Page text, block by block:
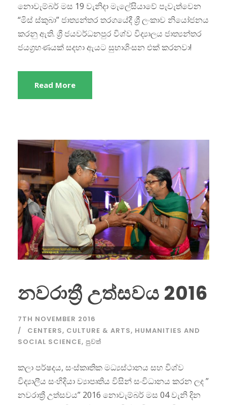
නොවැම්බර් මස 19 වැනිදා මැලේසියාවේ පැවැත්වෙන
“මිස් ස්කුබා” ජාත්‍යන්තර තරගයේදී ශ්‍රී ලංකාව නියෝජනය
කරනු ඇති. ශ්‍රී ජයවර්ධනපුර විශ්ව විද්‍යාලය ජාත්‍යන්තර
ජයග්‍රහණයක් සදහා ඇයට සුභාශිංසන එක් කරනවා!
Read More
නවරාත්‍රී උත්සවය 2016
7TH NOVEMBER 2016
CENTERS, CULTURE & ARTS, HUMANITIES AND
SOCIAL SCIENCE, පුවත්
කලා පර්ෂදය, සංස්කෘතික මධ්‍යස්ථානය සහ විශ්ව
විද්‍යාලීය සංහිදියා ව්‍යාපෘතිය විසින් සංවිධානය කරන ලද ”
නවරාත්‍රී උත්සවය” 2016 නොවැම්බර් මස 04 වැනි දින